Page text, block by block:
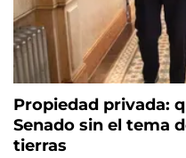
Propiedad privada:
Senado sin el tema
tierras